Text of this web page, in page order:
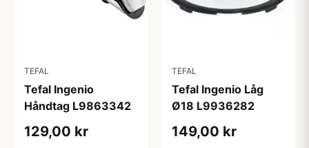
TEFAL
Tefal Ingenio
Håndtag L9863342
129,00 kr
TEFAL
Tefal Ingenio Låg
Ø18 L9936282
149,00 kr